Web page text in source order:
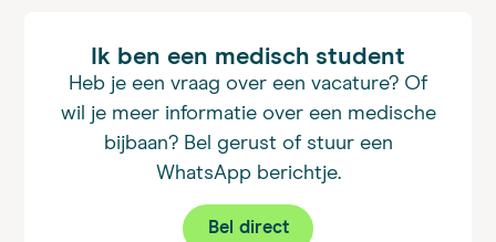
Ik ben een medisch student
Heb je een vraag over een vacature? Of
wil je meer informatie over een medische
bijbaan? Bel gerust of stuur een
WhatsApp berichtje.
Bel direct